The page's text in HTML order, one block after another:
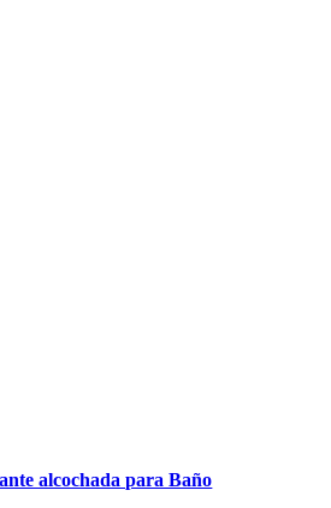
alcochada para Baño